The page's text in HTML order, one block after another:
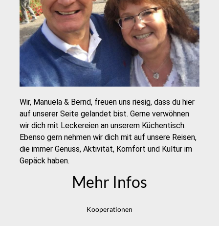
Wir, Manuela & Bernd, freuen uns riesig, dass du hier
auf unserer Seite gelandet bist. Gerne verwöhnen
wir dich mit Leckereien an unserem Küchentisch.
Ebenso gern nehmen wir dich mit auf unsere Reisen,
die immer Genuss, Aktivität, Komfort und Kultur im
Gepäck haben.
Mehr Infos
Kooperationen